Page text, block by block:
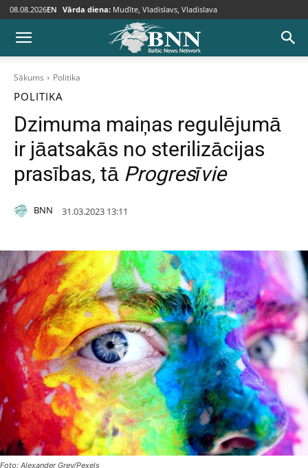
08.08.2026EN Vārda diena: Mudīte, Vladislavs, Vladislava
Sākums Politika
POLITIKA
Dzimuma maiņas regulējumā
ir jāatsakās no sterilizācijas
prasības, tā Progresīvie
BNN 31.03.2023 13:11
Foto: Alexander Grey/Pexels